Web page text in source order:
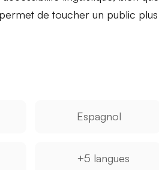
de toucher un public plus
Espagnol
+5 langues